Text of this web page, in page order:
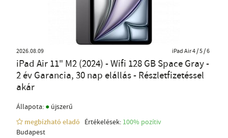
2026.08.09 iPad Air 4 / 5 / 6
iPad Air 11" M2 (2024) - Wifi 128 GB Space Gray -
2 év Garancia, 30 nap elállás - Részletfizetéssel
akár
Állapota: ● újszerű
megbízható eladó
Értékelések: 100% pozítiv
Budapest